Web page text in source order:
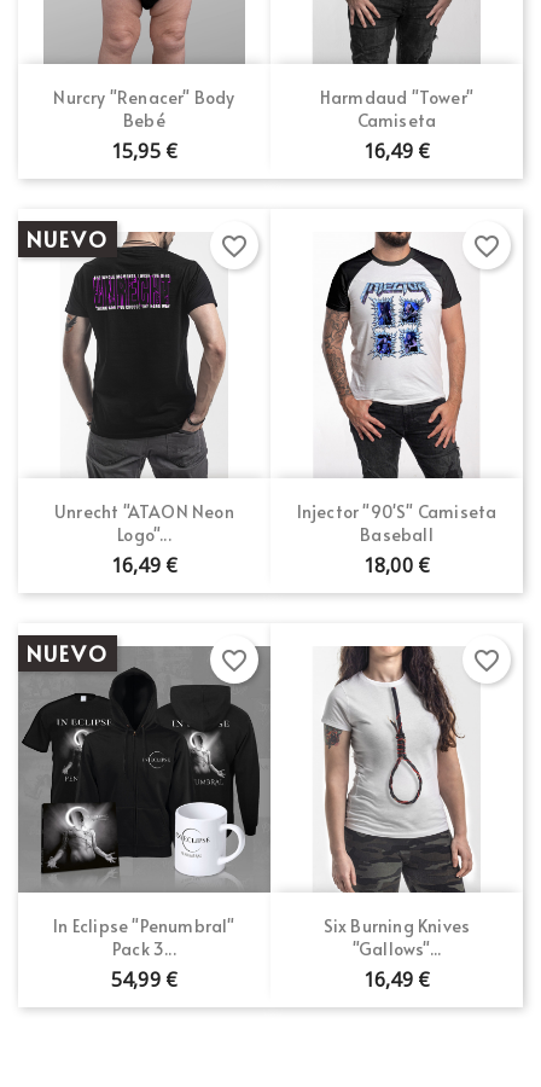
Nurcry "Renacer" Body
Bebé
15,95 €
Harmdaud "Tower"
Camiseta
16,49 €
Unrecht "ATAON Neon
Logo"...
16,49 €
NUEVO favorite_border
Injector "90's" Camiseta
Baseball
18,00 €
favorite_border
In Eclipse "Penumbral"
Pack 3...
54,99 €
NUEVO favorite_border
Six Burning Knives
"Gallows"...
16,49 €
favorite_border